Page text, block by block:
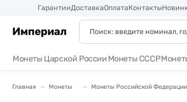
ГарантииДоставкаОплатаКонтакты
Империал
Монеты Царской России Монеты СССР
Главная Монеты Монеты Российской Федерации